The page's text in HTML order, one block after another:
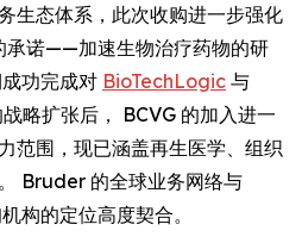
生态体系，此次收购进一步强化
承诺——加速生物治疗药物的研
功完成对 BioTechLogic 与
战略扩张后， BCVG 的加入进一
范围，现已涵盖再生医学、组织
Bruder 的全球业务网络与
构的定位高度契合。